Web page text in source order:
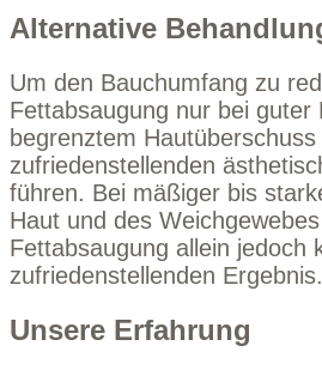
Alternative
Um den Bauchumfang zu
Fettabsaugung nur bei guter
begrenztem
zufriedenstellenden
führen. Bei mäßiger bis
Haut und des
Fettabsaugung allein jedoch
zufriedenstellenden Ergebnis.
Unsere Erfahrung